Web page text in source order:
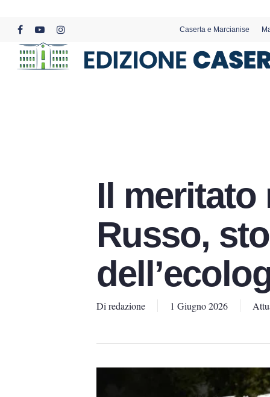
content
facebookyoutubeinstagram
Caserta e Marcianise
Il meritato
Russo,
Di redazione 1 Giugno 2026